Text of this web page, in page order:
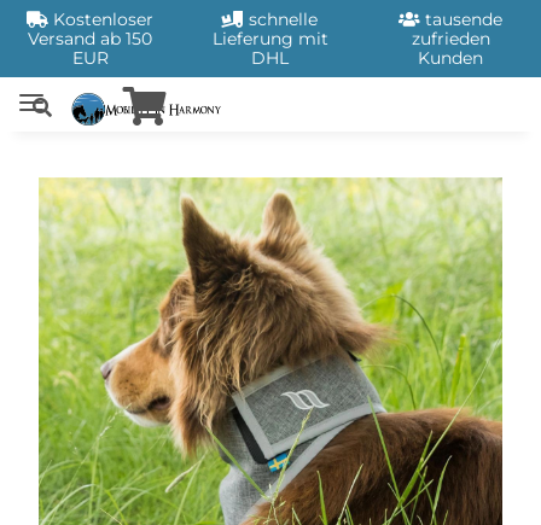
Kostenloser
Versand ab 150
EUR
schnelle
Lieferung mit
DHL
tausende
zufrieden
Kunden